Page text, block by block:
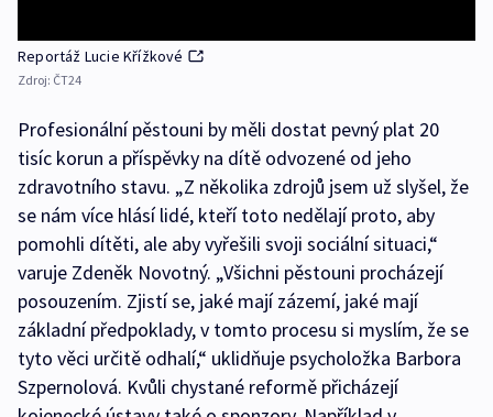
Reportáž Lucie Křížkové
Zdroj: ČT24
Profesionální pěstouni by měli dostat pevný plat 20
tisíc korun a příspěvky na dítě odvozené od jeho
zdravotního stavu. „Z několika zdrojů jsem už slyšel, že
se nám více hlásí lidé, kteří toto nedělají proto, aby
pomohli dítěti, ale aby vyřešili svoji sociální situaci,“
varuje Zdeněk Novotný. „Všichni pěstouni procházejí
posouzením. Zjistí se, jaké mají zázemí, jaké mají
základní předpoklady, v tomto procesu si myslím, že se
tyto věci určitě odhalí,“ uklidňuje psycholožka Barbora
Szpernolová. Kvůli chystané reformě přicházejí